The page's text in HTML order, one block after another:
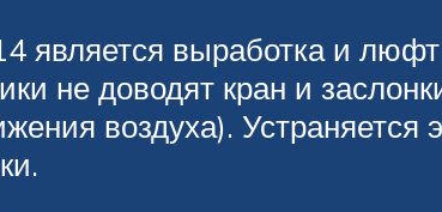
является выработка и
не доводят кран и
воздуха). Устраняется